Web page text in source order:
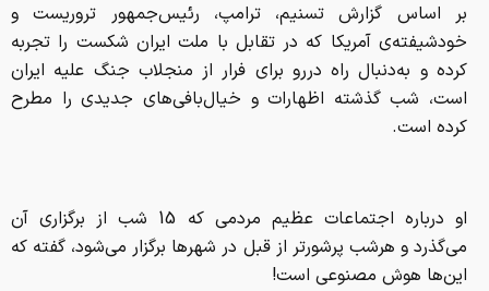
بر اساس گزارش تسنیم، ترامپ، رئیس‌جمهور تروریست و
خودشیفته‌ی آمریکا که در تقابل با ملت ایران شکست را تجربه
کرده و به‌دنبال راه دررو برای فرار از منجلاب جنگ علیه ایران
است، شب گذشته اظهارات و خیال‌بافی‌های جدیدی را مطرح
کرده است.
او درباره اجتماعات عظیم مردمی که 15 شب از برگزاری آن
می‌گذرد و هرشب پرشورتر از قبل در شهرها برگزار می‌شود، گفته که
این‌ها هوش مصنوعی است!